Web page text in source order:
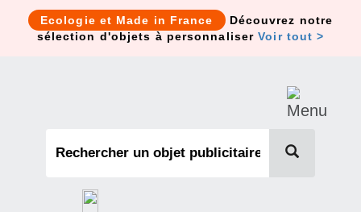
Ecologie et Made in France
Découvrez notre
sélection d'objets à personnaliserVoir tout >
Cookies management panel